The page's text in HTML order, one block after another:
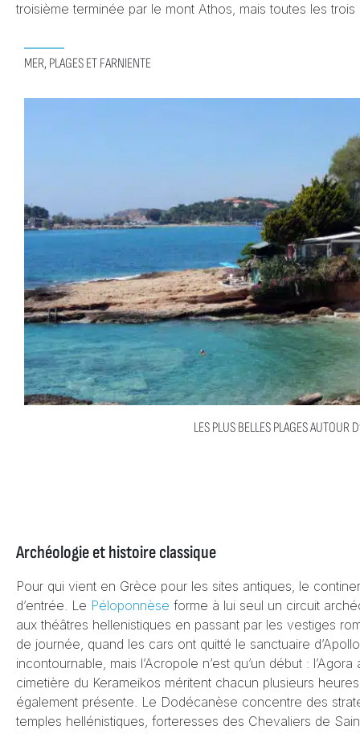
troisième terminée par le mont Athos, mais toutes les
MER, PLAGES ET FARNIENTE
LES PLUS BELLES PLAGES AUTOUR
Archéologie et histoire classique
Pour qui vient en Grèce pour les sites antiques, le
d’entrée. Le Péloponnèse forme à lui seul un circuit
aux théâtres hellenistiques en passant par les vestiges
de journée, quand les cars ont quitté le sanctuaire
incontournable, mais l’Acropole n’est qu’un début :
cimetière du Kerameikos méritent chacun plusieurs
également présente. Le Dodécanèse concentre des
temples hellénistiques, forteresses des Chevaliers de